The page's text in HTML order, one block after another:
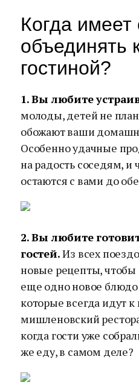
Когда
объединять
гостиной?
1. Вы любите
молоды, детей не
обожают ваши
Особенно удачные
на радость соседям, и
остаются с вами до
2. Вы любите
гостей.Из всех
новые рецепты, чтобы
еще одно новое блюдо
которые всегда идут к
мишленовский
когда гости уже
же еду, в самом деле?